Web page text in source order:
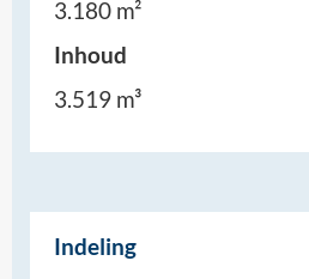
3.180 m²
Inhoud
3.519 m³
Indeling